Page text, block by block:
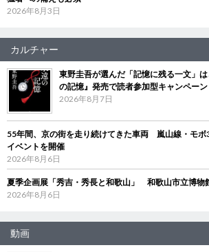
2026年8月3日
カルチャー
東野圭吾が選んだ「記憶に残る一文」
の記憶』発売で読者参加型キャンペーン
2026年8月7日
55年間、京の街を走り続けてきた車両 嵐山線・モボ
イベントを開催
2026年8月6日
夏季企画展「秀吉・秀長と和歌山」 和歌山市立博物
2026年8月6日
動画